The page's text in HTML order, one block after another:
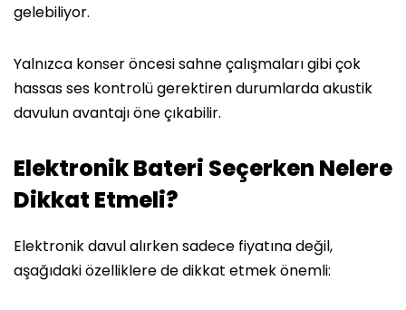
gelebiliyor.
Yalnızca konser öncesi sahne çalışmaları gibi çok
hassas ses kontrolü gerektiren durumlarda akustik
davulun avantajı öne çıkabilir.
Elektronik Bateri Seçerken Nelere
Dikkat Etmeli?
Elektronik davul alırken sadece fiyatına değil,
aşağıdaki özelliklere de dikkat etmek önemli: